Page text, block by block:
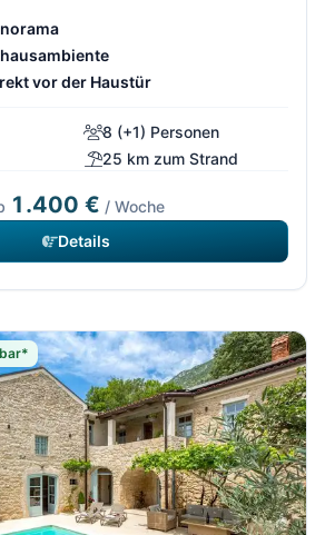
vor der Haustür
8 (+1) Personen
25 km zum Strand
1.400 € / Woche
Details